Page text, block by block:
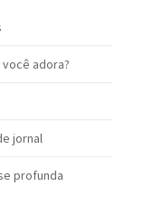
adora?
jornal
profunda